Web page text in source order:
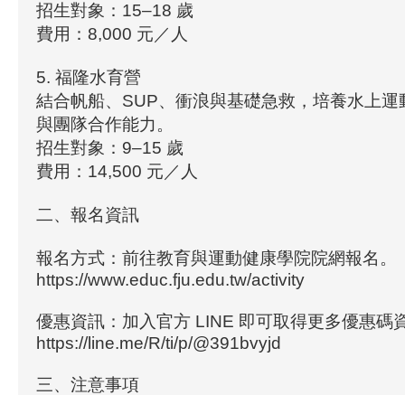
招生對象：15–18 歲
費用：8,000 元／人
5. 福隆水育營
結合帆船、SUP、衝浪與基礎急救，培養水上運
與團隊合作能力。
招生對象：9–15 歲
費用：14,500 元／人
二、報名資訊
報名方式：前往教育與運動健康學院院網報名。
https://www.educ.fju.edu.tw/activity
優惠資訊：加入官方 LINE 即可取得更多優惠碼
https://line.me/R/ti/p/@391bvyjd
三、注意事項